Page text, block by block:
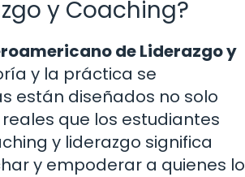
y Coaching?
de Liderazgo y
y la práctica se
están diseñados no solo
que los estudiantes
y liderazgo significa
y empoderar a quienes lo